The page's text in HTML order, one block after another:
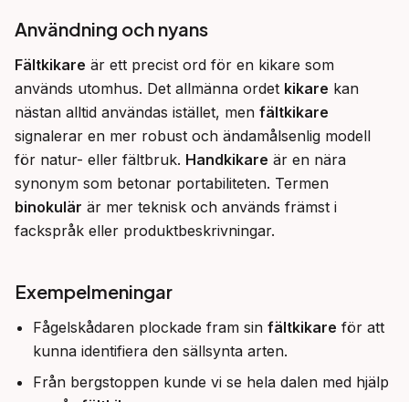
Användning och nyans
Fältkikare är ett precist ord för en kikare som
används utomhus. Det allmänna ordet kikare kan
nästan alltid användas istället, men fältkikare
signalerar en mer robust och ändamålsenlig modell
för natur- eller fältbruk. Handkikare är en nära
binokulär är mer teknisk och används främst i
fackspråk eller produktbeskrivningar.
Exempelmeningar
Fågelskådaren plockade fram sin fältkikare för att
kunna identifiera den sällsynta arten.
Från bergstoppen kunde vi se hela dalen med hjälp